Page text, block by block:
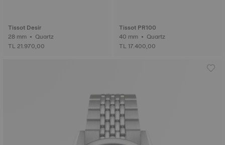
Tissot Desir
28 mm • Quartz
TL 21.970,00
Tissot PR100
40 mm • Quartz
TL 17.400,00